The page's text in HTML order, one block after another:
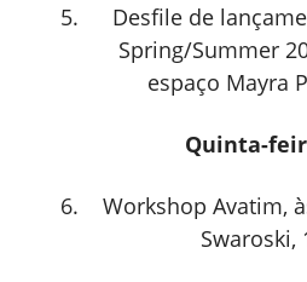
Desfile de
Spring/Summer
espaço Mayra
Quinta-
Workshop Avatim,
Swaroski,